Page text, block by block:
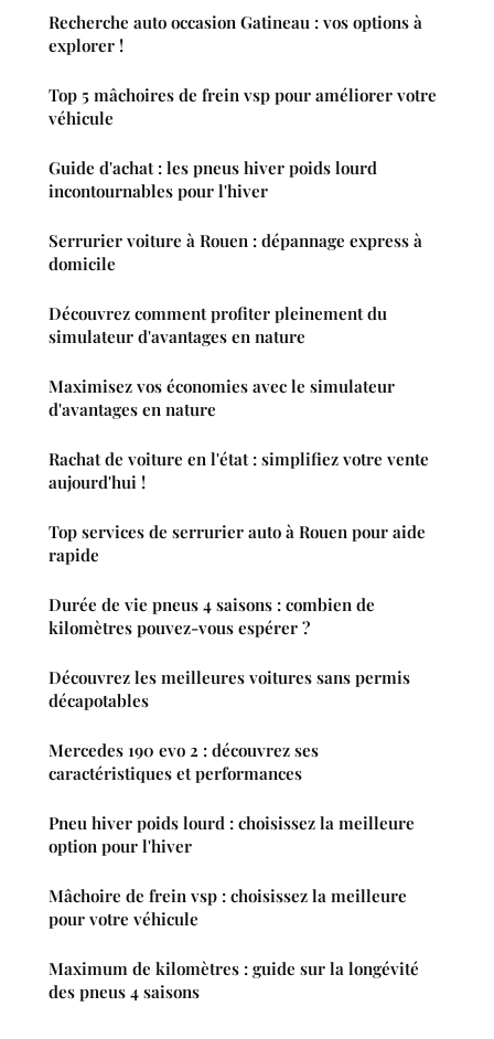
Recherche auto occasion Gatineau : vos options à
explorer !
Top 5 mâchoires de frein vsp pour améliorer votre
véhicule
Guide d'achat : les pneus hiver poids lourd
incontournables pour l'hiver
Serrurier voiture à Rouen : dépannage express à
domicile
Découvrez comment profiter pleinement du
simulateur d'avantages en nature
Maximisez vos économies avec le simulateur
d'avantages en nature
Rachat de voiture en l'état : simplifiez votre vente
aujourd'hui !
Top services de serrurier auto à Rouen pour aide
rapide
Durée de vie pneus 4 saisons : combien de
kilomètres pouvez-vous espérer ?
Découvrez les meilleures voitures sans permis
décapotables
Mercedes 190 evo 2 : découvrez ses
caractéristiques et performances
Pneu hiver poids lourd : choisissez la meilleure
option pour l'hiver
Mâchoire de frein vsp : choisissez la meilleure
pour votre véhicule
Maximum de kilomètres : guide sur la longévité
des pneus 4 saisons